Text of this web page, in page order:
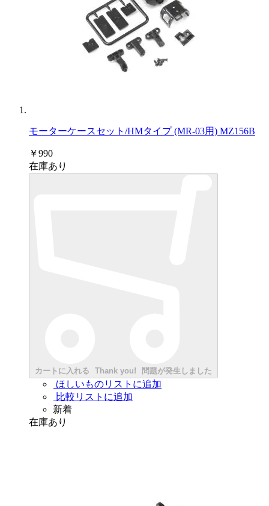
モーターケースセット/HMタイプ (MR-03用) MZ156B
￥990
在庫あり
カートに入れる Thank you! 問題が発生しました
ほしいものリストに追加
比較リストに追加
新着
在庫あり